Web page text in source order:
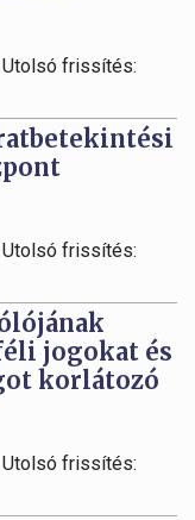
Utolsó frissítés:
Utolsó frissítés:
jogokat és
korlátozó
Utolsó frissítés: